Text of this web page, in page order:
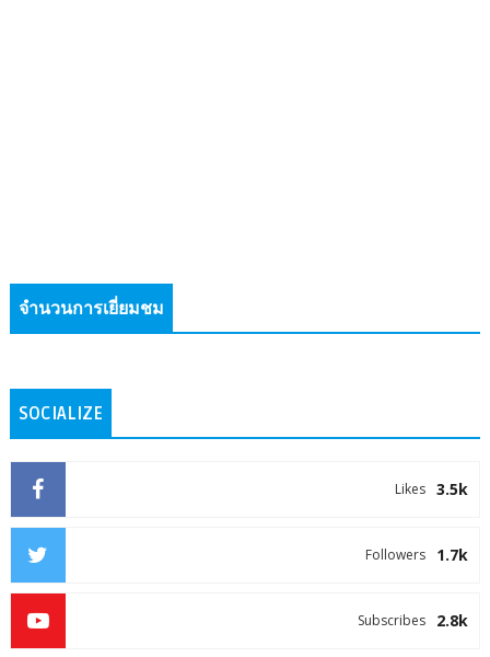
จำนวนการเยี่ยมชม
SOCIALIZE
3.5k
Likes
1.7k
Followers
2.8k
Subscribes